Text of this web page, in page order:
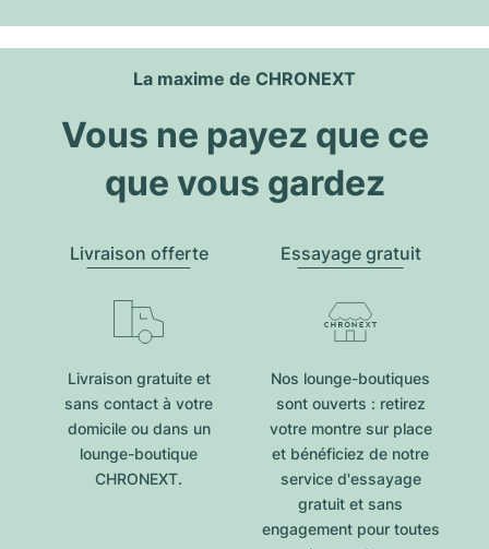
La maxime de CHRONEXT
Vous ne payez que ce
que vous gardez
Livraison offerte
Livraison gratuite et
sans contact à votre
domicile ou dans un
lounge-boutique
CHRONEXT.
Essayage gratuit
Nos lounge-boutiques
sont ouverts : retirez
votre montre sur place
et bénéficiez de notre
service d'essayage
gratuit et sans
engagement pour toutes